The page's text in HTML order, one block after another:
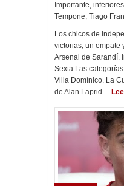
Importante, inferiores
Tempone, Tiago
Los chicos de
victorias, un empate
Arsenal de Sarandí.
Sexta.Las
Villa Domínico. La
de Alan Laprid…